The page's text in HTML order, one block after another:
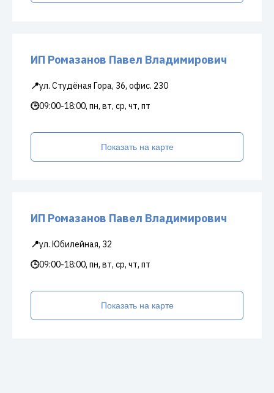
ИП Ромазанов Павел Владимирович
📍ул. Студёная Гора, 36, офис. 230
🕒09:00-18:00, пн, вт, ср, чт, пт
Показать на карте
ИП Ромазанов Павел Владимирович
📍ул. Юбилейная, 32
🕒09:00-18:00, пн, вт, ср, чт, пт
Показать на карте